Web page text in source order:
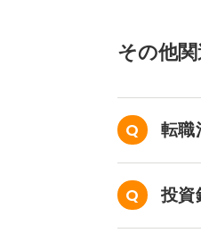
その他
転職
投資